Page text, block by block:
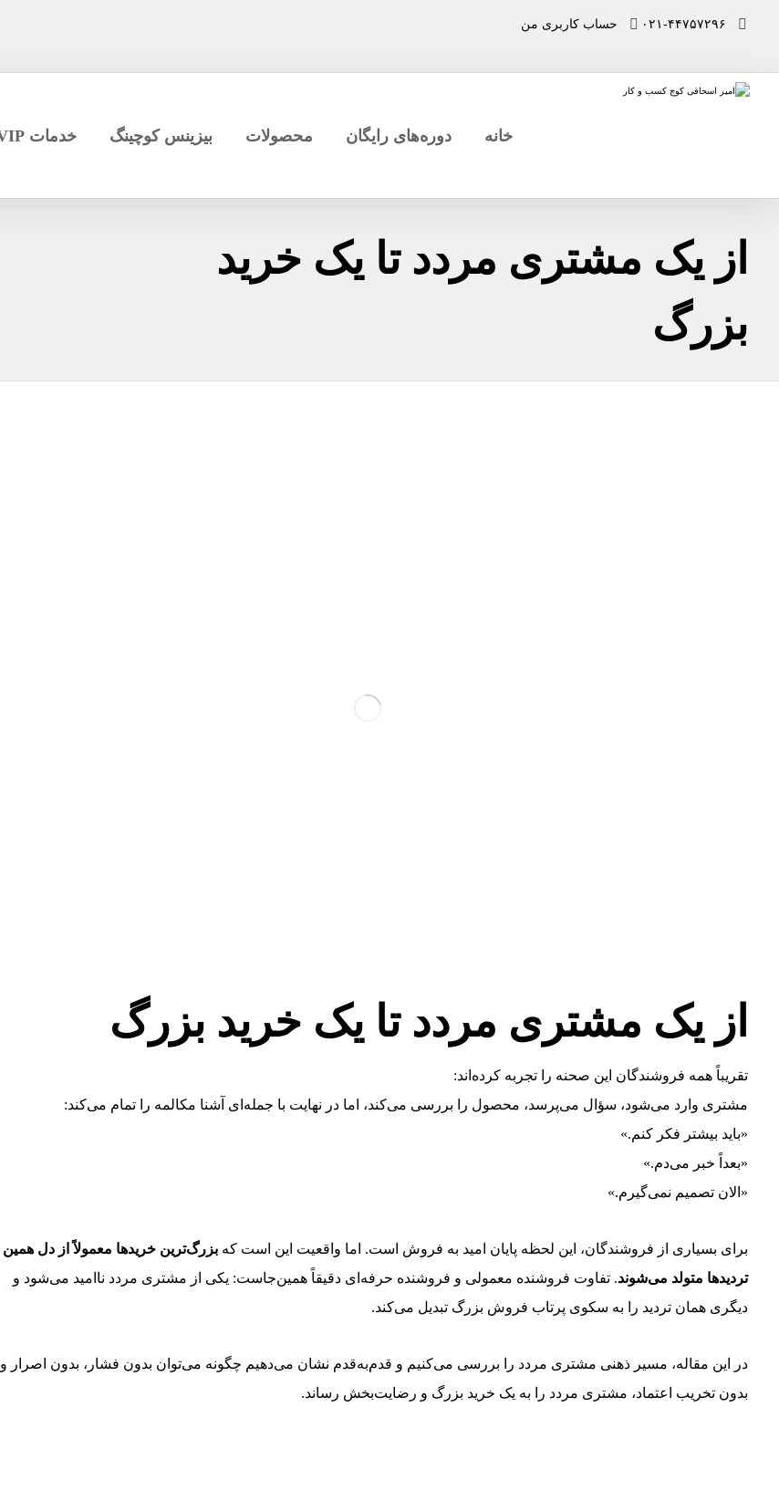
۰۲۱-۴۴۷۵۷۲۹۶ حساب کاربری من
خانه دوره‌های رایگان محصولات بیزینس کوچینگ خدمات VIP کسب و کار
از یک مشتری مردد تا یک خرید
بزرگ
از یک مشتری مردد تا یک خرید بزرگ
تقریباً همه فروشندگان این صحنه را تجربه کرده‌اند:
مشتری وارد می‌شود، سؤال می‌پرسد، محصول را بررسی می‌کند، اما در نهایت با جمله‌ای آشنا مکالمه را تمام می‌کند:
«باید بیشتر فکر کنم.»
«بعداً خبر می‌دم.»
«الان تصمیم نمی‌گیرم.»
برای بسیاری از فروشندگان، این لحظه پایان امید به فروش است. اما واقعیت این است که بزرگ‌ترین خریدها معمولاً از دل همین
تردیدها متولد می‌شوند. تفاوت فروشنده معمولی و فروشنده حرفه‌ای دقیقاً همین‌جاست: یکی از مشتری مردد ناامید می‌شود و
دیگری همان تردید را به سکوی پرتاب فروش بزرگ تبدیل می‌کند.
در این مقاله، مسیر ذهنی مشتری مردد را بررسی می‌کنیم و قدم‌به‌قدم نشان می‌دهیم چگونه می‌توان بدون فشار، بدون اصرار و
بدون تخریب اعتماد، مشتری مردد را به یک خرید بزرگ و رضایت‌بخش رساند.